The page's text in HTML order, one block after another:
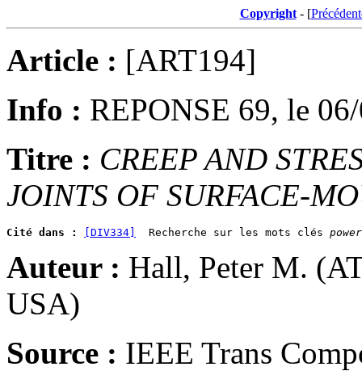
Copyright- [
Article : [ART194]
Info : REPONSE 69, le
Titre : CREEP AND
JOINTS OF SURFACE-
Cité dans : [DIV334]
  Recherche sur les mots clés
Auteur : Hall, Peter M.
USA)
Source : IEEE Trans